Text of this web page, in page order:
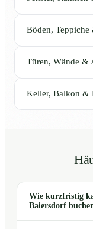
Böden, Teppiche
Türen, Wände &
Keller, Balkon &
Wie kurzfristig
Baiersdorf